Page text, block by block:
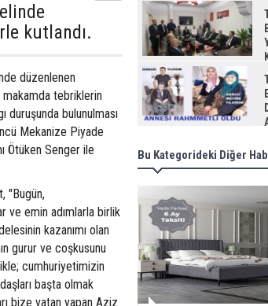
kutlandı.
düzenlenen
makamda tebriklerin
duruşunda bulunulması
Mekanize Piyade
Ötüken Senger ile
"Bugün,
ve emin adımlarla birlik
kazanımı olan
gurur ve coşkusunu
cumhuriyetimizin
başta olmak
bize vatan yapan Aziz
Ziyaret
Bu Kategorideki Diğer